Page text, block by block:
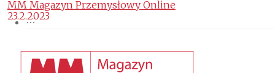
MM Magazyn Przemysłowy Online
23.2.2023